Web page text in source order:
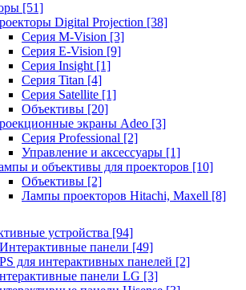
[51]
Digital Projection [38]
Серия M-Vision [3]
Серия E-Vision [9]
Серия Insight [1]
Серия Titan [4]
Серия Satellite [1]
Объективы [20]
экраны Adeo [3]
Серия Professional [2]
Управление и аксессуары [1]
и объективы для проекторов [10]
Объективы [2]
Лампы проекторов Hitachi, Maxell [8]
устройства [94]
панели [49]
для интерактивных панелей [2]
панели LG [3]